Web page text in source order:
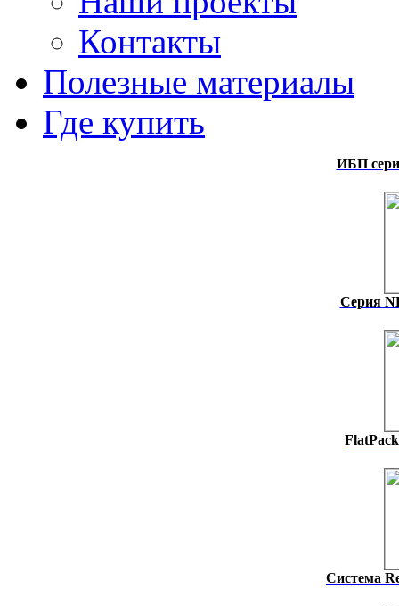
Контакты
Полезные материалы
Где купить
ИБП
Серия
Система